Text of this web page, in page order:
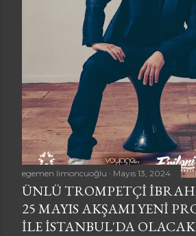
egemen limoncuoğlu Mayıs 13, 2024
ÜNLÜ TROMPETÇI
25 MAYIS AKŞAMI YENI
ILE İSTANBUL'DA OLACAK